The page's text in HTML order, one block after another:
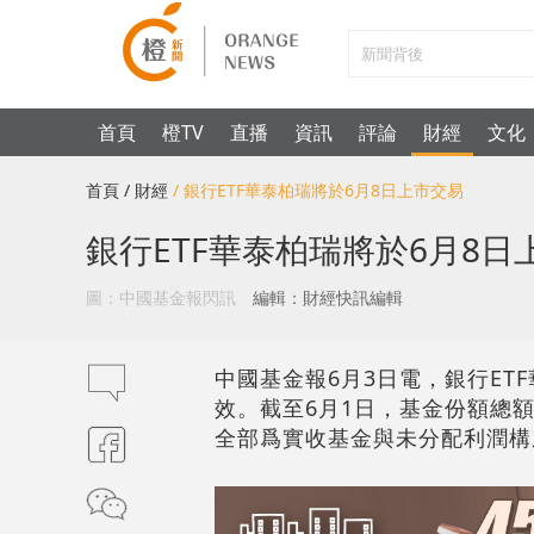
首頁 橙TV 直播 資訊 評論 財經 文化
首頁 / 財經 / 銀行ETF華泰柏瑞將於6月8日上市交易
銀行ETF華泰柏瑞將於6月8日
圖：中國基金報閃訊 編輯：財經快訊編輯
中國基金報6月3日電，銀行
效。截至6月1日，基金份額總
全部爲實收基金與未分配利潤